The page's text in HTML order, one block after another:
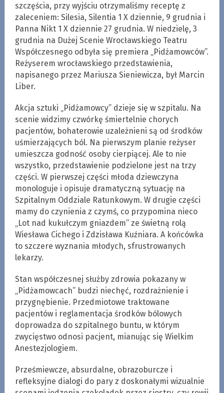
szczęścia, przy wyjściu otrzymaliśmy receptę z
zaleceniem: Silesia, Silentia 1 X dziennie, 9 grudnia i
Panna Nikt 1 X dziennie 27 grudnia. W niedzielę, 3
grudnia na Dużej Scenie Wrocławskiego Teatru
Współczesnego odbyła się premiera „Pidżamowców”.
Reżyserem wrocławskiego przedstawienia,
napisanego przez Mariusza Sieniewicza, był Marcin
Liber.
Akcja sztuki „Pidżamowcy” dzieje się w szpitalu. Na
scenie widzimy czwórkę śmiertelnie chorych
pacjentów, bohaterowie uzależnieni są od środków
uśmierzających ból. Na pierwszym planie reżyser
umieszcza godność osoby cierpiącej. Ale to nie
wszystko, przedstawienie podzielone jest na trzy
części. W pierwszej części młoda dziewczyna
monologuje i opisuje dramatyczną sytuację na
Szpitalnym Oddziale Ratunkowym. W drugie części
mamy do czynienia z czymś, co przypomina nieco
„Lot nad kukułczym gniazdem” ze świetną rolą
Wiesława Cichego i Zdzisława Kuźniara. A końcówka
to szczere wyznania młodych, sfrustrowanych
lekarzy.
Stan współczesnej służby zdrowia pokazany w
„Pidżamowcach” budzi niechęć, rozdrażnienie i
przygnębienie. Przedmiotowe traktowane
pacjentów i reglamentacja środków bólowych
doprowadza do szpitalnego buntu, w którym
zwycięstwo odnosi pacjent, mianując się Wielkim
Anestezjologiem.
Prześmiewcze, absurdalne, obrazoburcze i
refleksyjne dialogi do pary z doskonałymi wizualnie